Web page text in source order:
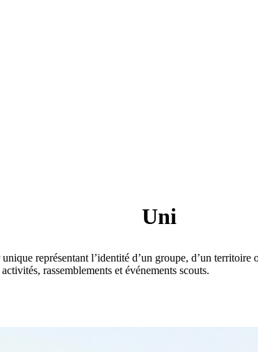
Uni
représentant l’identité d’un groupe, d’un
rassemblements et événements scouts.